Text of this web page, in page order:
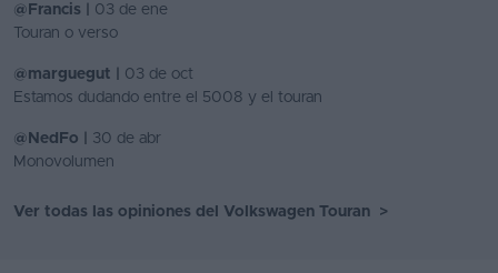
@Francis |
03 de ene
Touran o verso
@marguegut |
03 de oct
Estamos dudando entre el 5008 y el touran
@NedFo |
30 de abr
Monovolumen
Ver todas las opiniones del Volkswagen Touran >